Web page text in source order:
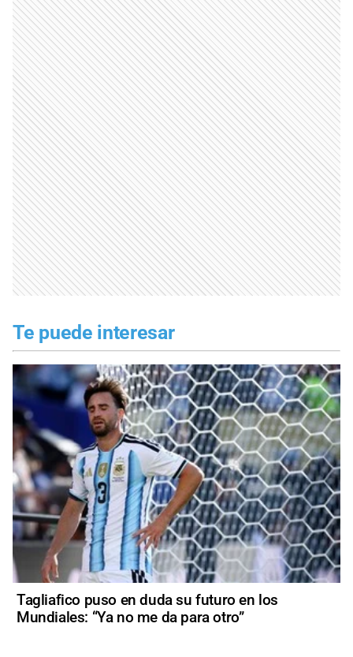
Te puede interesar
Tagliafico puso en duda su futuro en los
Mundiales: “Ya no me da para otro”